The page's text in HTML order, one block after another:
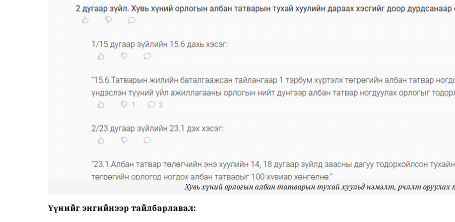
Хувь хүний орлогын албан татварын тухай хуульд нэмэлт, өөрчлөлт оруулах
Үүнийг энгийнээр тайлбарлавал: